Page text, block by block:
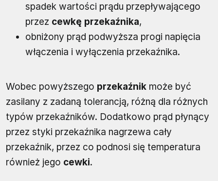
spadek wartości prądu przepływającego
przez cewkę przekaźnika,
obniżony prąd podwyższa progi napięcia
włączenia i wyłączenia przekaźnika.
Wobec powyższego przekaźnik może być
zasilany z zadaną tolerancją, różną dla różnych
typów przekaźników. Dodatkowo prąd płynący
przez styki przekaźnika nagrzewa cały
przekaźnik, przez co podnosi się temperatura
również jego cewki.